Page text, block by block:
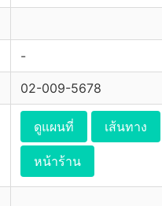
-
02-009-5678
ดูแผนที่ เส้นทาง
หน้าร้าน